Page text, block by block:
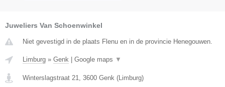
Juweliers Van Schoenwinkel
Niet gevestigd in de plaats Flenu en in de provincie Henegouwen.
Limburg » Genk Google maps ▼
Winterslagstraat 21 3600 Genk ( Limburg)